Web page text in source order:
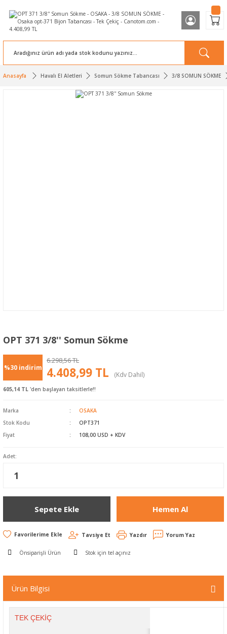
Anasayfa Havalı El Aletleri Somun Sökme Tabancası 3/8 SOMUN SÖKME
OPT 371 3/8'' Somun Sökme
%30 indirim
6.298,56 TL
4.408,99 TL (Kdv Dahil)
605,14 TL 'den başlayan taksitlerle!!
Marka
OSAKA
Stok Kodu
OPT371
Fiyat
108,00 USD + KDV
Adet:
Sepete Ekle Hemen Al
Tavsiye Et Yazdır Yorum Yaz
Önsiparişli Ürün Stok için tel açınız
Ürün Bilgisi
TEK ÇEKİÇ